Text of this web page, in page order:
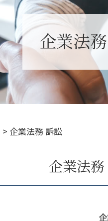
企業法
> 企業法務 訴訟
企業法